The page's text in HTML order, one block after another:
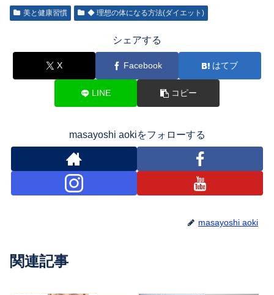
美と健康習慣 ◆ 理想の体になる方法(ダイエット)
シェアする
X Facebook はてブ
LINE コピー
masayoshi aokiをフォローする
masayoshi aoki
関連記事